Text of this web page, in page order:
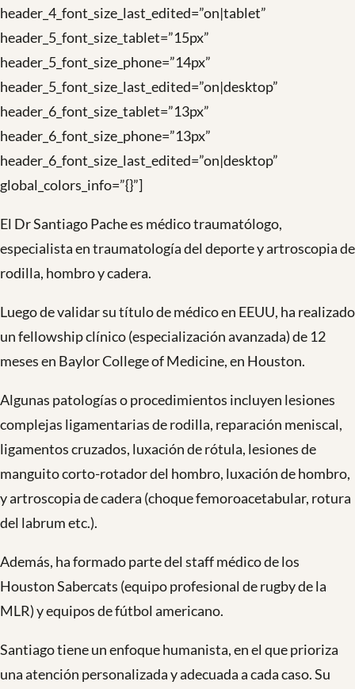
header_4_font_size_last_edited=”on|tablet”
header_5_font_size_tablet=”15px”
header_5_font_size_phone=”14px”
header_5_font_size_last_edited=”on|desktop”
header_6_font_size_tablet=”13px”
header_6_font_size_phone=”13px”
header_6_font_size_last_edited=”on|desktop”
global_colors_info=”{}”]
El Dr Santiago Pache es médico traumatólogo,
especialista en traumatología del deporte y artroscopia de
rodilla, hombro y cadera.
Luego de validar su título de médico en EEUU, ha realizado
un fellowship clínico (especialización avanzada) de 12
meses en Baylor College of Medicine, en Houston.
Algunas patologías o procedimientos incluyen lesiones
complejas ligamentarias de rodilla, reparación meniscal,
ligamentos cruzados, luxación de rótula, lesiones de
manguito corto-rotador del hombro, luxación de hombro,
y artroscopia de cadera (choque femoroacetabular, rotura
del labrum etc.).
Además, ha formado parte del staff médico de los
Houston Sabercats (equipo profesional de rugby de la
MLR) y equipos de fútbol americano.
Santiago tiene un enfoque humanista, en el que prioriza
una atención personalizada y adecuada a cada caso. Su